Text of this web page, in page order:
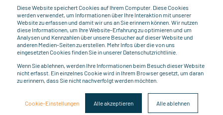
Diese Website speichert Cookies auf Ihrem Computer. Diese Cookies
werden verwendet, um Informationen über Ihre Interaktion mit unserer
Website zu erfassen und damit wir uns an Sie erinnern können. Wir nutzen
diese Informationen, um Ihre Website-Erfahrung zu optimieren und um
Analysen und Kennzahlen über unsere Besucher auf dieser Website und
anderen Medien-Seiten zu erstellen. Mehr Infos über die von uns
eingesetzten Cookies finden Sie in unserer Datenschutzrichtlinie.
Wenn Sie ablehnen, werden Ihre Informationen beim Besuch dieser Website
nicht erfasst. Ein einzelnes Cookie wird in Ihrem Browser gesetzt, um daran
zu erinnern, dass Sie nicht nachverfolgt werden möchten.
Cookie-Einstellungen Alle akzeptieren Alle ablehnen
Prozessdefinition
Definieren Sie den Prozess!